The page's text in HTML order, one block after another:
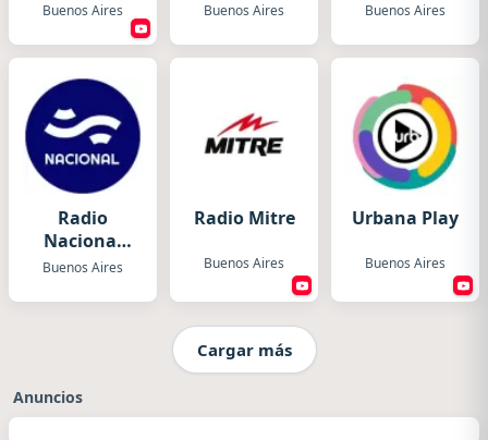
Buenos Aires Buenos Aires Buenos Aires
Radio
Nacional
Folklórica
Buenos Aires
Radio Mitre
Buenos Aires
Urbana Play
Buenos Aires
Cargar más
Anuncios